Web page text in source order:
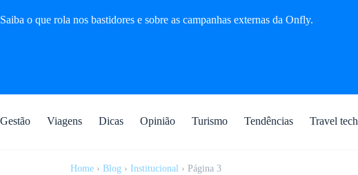
Saiba o que rola nos bastidores e sobre as campanhas externas da Onfly.
Gestão Viagens Dicas Opinião Turismo Tendências Travel tech
Home › Blog › Institucional › Página 3